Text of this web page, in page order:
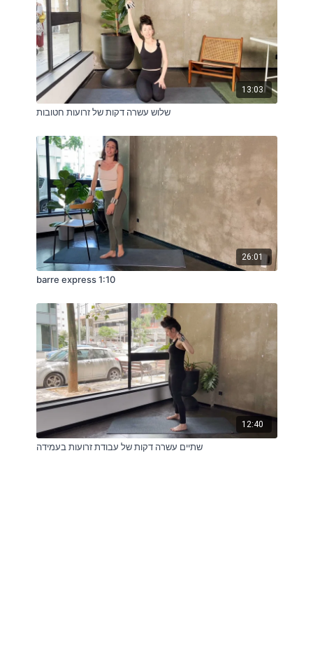
13:03
שלוש עשרה דקות של זרועות חטובות
26:01
barre express 1:10
12:40
שתיים עשרה דקות של עבודת זרועות בעמידה